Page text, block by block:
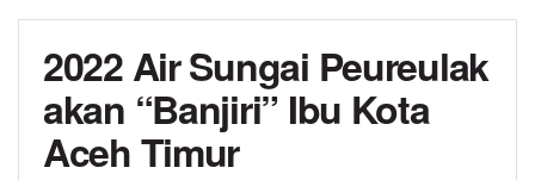
2022 Air Sungai Peureulak
akan “Banjiri” Ibu Kota
Aceh Timur